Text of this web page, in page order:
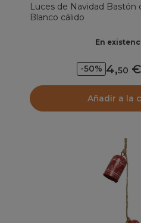
Luces de Navidad Bastón
Blanco cálido
En
-50% 4,50
Añadir a la